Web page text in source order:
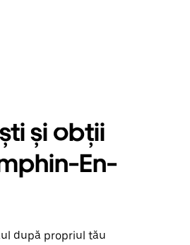
și obții
En-
după propriul tău